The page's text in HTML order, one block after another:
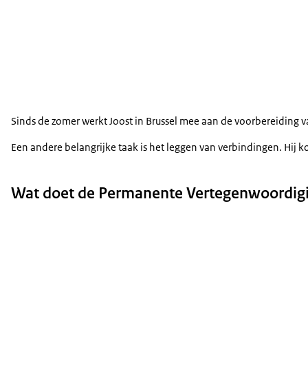
Sinds de zomer werkt Joost in Brussel mee aan de voorbereiding
Een andere belangrijke taak is het leggen van verbindingen. Hij
Wat doet de Permanente